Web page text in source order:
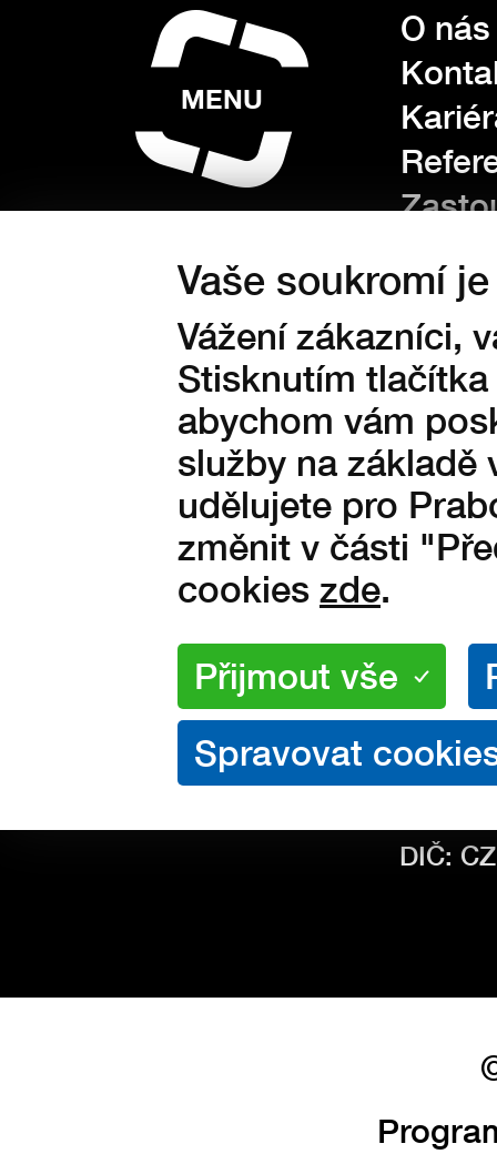
Vaše soukromí
Vážení zákazníci,
Stisknutím
abychom vám
služby na základě
udělujete pro
změnit v části
cookies zde.
MENU
O nás
O NÁKUPU
KONTAKT
DIČ: